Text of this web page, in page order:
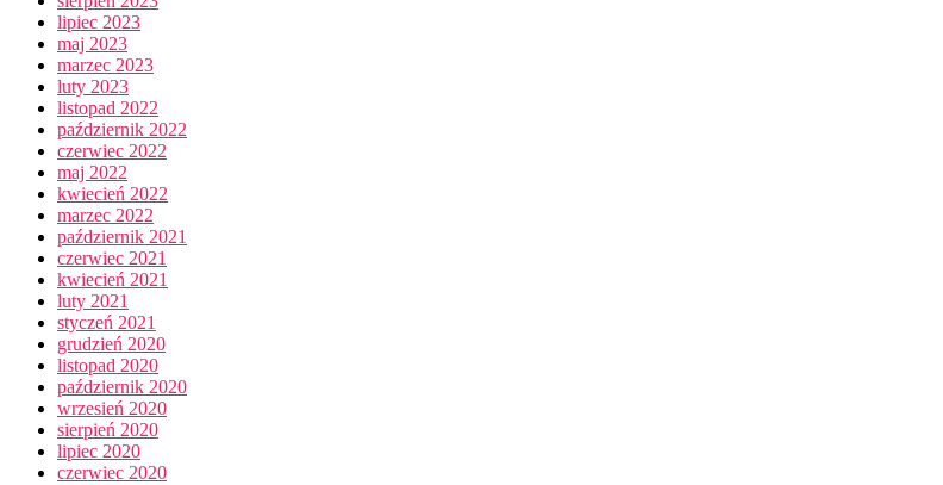
lipiec 2023
maj 2023
marzec 2023
luty 2023
listopad 2022
październik 2022
czerwiec 2022
maj 2022
kwiecień 2022
marzec 2022
październik 2021
czerwiec 2021
kwiecień 2021
luty 2021
styczeń 2021
grudzień 2020
listopad 2020
październik 2020
wrzesień 2020
sierpień 2020
lipiec 2020
czerwiec 2020